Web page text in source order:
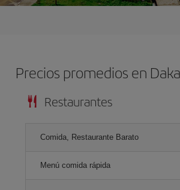
Precios promedios en
Restaurantes
Comida, Restaurante Barato
Menú comida rápida